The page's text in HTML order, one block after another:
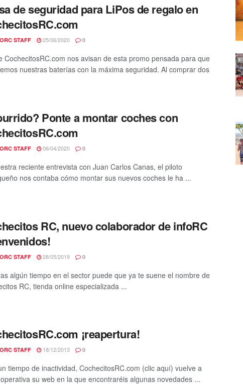
de seguridad para LiPos de regalo en
STAFF 25/06/2020 0
CochecitosRC.com nos avisan de esta promo pensada para que
nuestras baterías con la máxima seguridad. Al comprar dos
Ponte a montar coches con
STAFF 06/04/2020 0
reciente entrevista con Juan Carlos Canas, el piloto
nos contaba cómo montar sus nuevos coches le ha ...
RC, nuevo colaborador de infoRC
STAFF 28/05/2019 0
algún tiempo en el sector puede que ya te suene el nombre de
RC, tienda online especializada ...
¡reapertura!
STAFF 18/12/2013 0
tiempo de inactividad, CochecitosRC.com (clic aquí) vuelve a
su web en la que encontraréis algunas novedades ...